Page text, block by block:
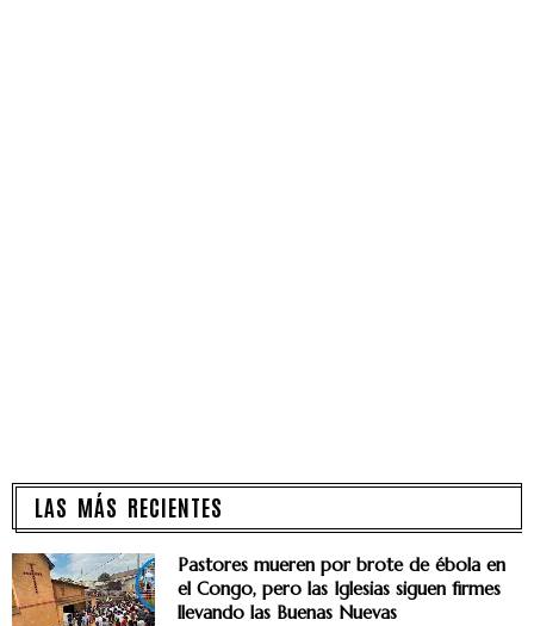
LAS MÁS RECIENTES
Pastores mueren por brote de ébola en
el Congo, pero las Iglesias siguen firmes
llevando las Buenas Nuevas